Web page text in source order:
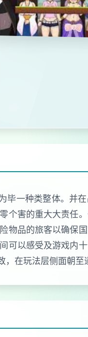
毕一种类整体。并
个害的重大大责任
物品的旅客以确保
可以感受及游戏内
在玩法层侧面朝至